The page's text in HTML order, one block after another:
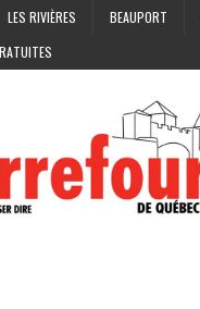
LES RIVIÈRES BEAUPORT